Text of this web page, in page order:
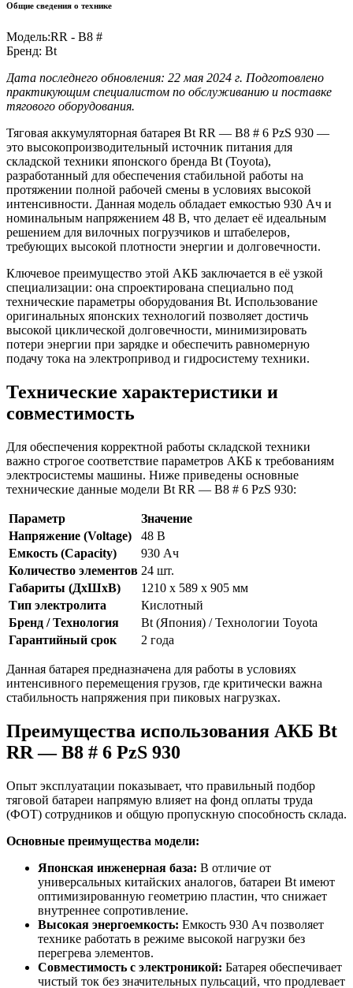
Общие сведения о технике
Модель:RR - B8 #
Бренд: Bt
Дата последнего обновления: 22 мая 2024 г. Подготовлено
практикующим специалистом по обслуживанию и поставке
тягового оборудования.
Тяговая аккумуляторная батарея Bt RR — B8 # 6 PzS 930 —
это высокопроизводительный источник питания для
складской техники японского бренда Bt (Toyota),
разработанный для обеспечения стабильной работы на
протяжении полной рабочей смены в условиях высокой
интенсивности. Данная модель обладает емкостью 930 Ач и
номинальным напряжением 48 В, что делает её идеальным
решением для вилочных погрузчиков и штабелеров,
требующих высокой плотности энергии и долговечности.
Ключевое преимущество этой АКБ заключается в её узкой
специализации: она спроектирована специально под
технические параметры оборудования Bt. Использование
оригинальных японских технологий позволяет достичь
высокой циклической долговечности, минимизировать
потери энергии при зарядке и обеспечить равномерную
подачу тока на электропривод и гидросистему техники.
Технические характеристики и
совместимость
Для обеспечения корректной работы складской техники
важно строгое соответствие параметров АКБ к требованиям
электросистемы машины. Ниже приведены основные
технические данные модели Bt RR — B8 # 6 PzS 930:
Параметр
Значение
Напряжение (Voltage)
48 В
Емкость (Capacity)
930 Ач
Количество элементов 24 шт.
Габариты (ДхШхВ)
1210 x 589 x 905 мм
Тип электролита
Кислотный
Бренд / Технология
Bt (Япония) / Технологии Toyota
Гарантийный срок
2 года
Данная батарея предназначена для работы в условиях
интенсивного перемещения грузов, где критически важна
стабильность напряжения при пиковых нагрузках.
Преимущества использования АКБ Bt
RR — B8 # 6 PzS 930
Опыт эксплуатации показывает, что правильный подбор
тяговой батареи напрямую влияет на фонд оплаты труда
(ФОТ) сотрудников и общую пропускную способность склада.
Основные преимущества модели:
Японская инженерная база: В отличие от
универсальных китайских аналогов, батареи Bt имеют
оптимизированную геометрию пластин, что снижает
внутреннее сопротивление.
Высокая энергоемкость: Емкость 930 Ач позволяет
технике работать в режиме высокой нагрузки без
перегрева элементов.
Совместимость с электроникой: Батарея обеспечивает
чистый ток без значительных пульсаций, что продлевает